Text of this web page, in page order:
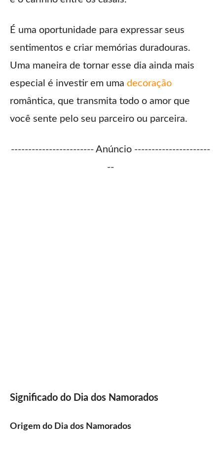
É uma oportunidade para expressar seus
sentimentos e criar memórias duradouras.
Uma maneira de tornar esse dia ainda mais
especial é investir em uma decoração
romântica, que transmita todo o amor que
você sente pelo seu parceiro ou parceira.
------------------------ Anúncio ----------------------
--
Significado do Dia dos Namorados
Origem do Dia dos Namorados